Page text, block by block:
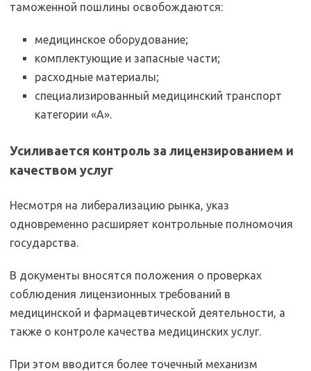
таможенной пошлины освобождаются:
медицинское оборудование;
комплектующие и запасные части;
расходные материалы;
специализированный медицинский транспорт
категории «А».
Усиливается контроль за лицензированием и
качеством услуг
Несмотря на либерализацию рынка, указ
одновременно расширяет контрольные полномочия
государства.
В документы вносятся положения о проверках
соблюдения лицензионных требований в
медицинской и фармацевтической деятельности, а
также о контроле качества медицинских услуг.
При этом вводится более точечный механизм